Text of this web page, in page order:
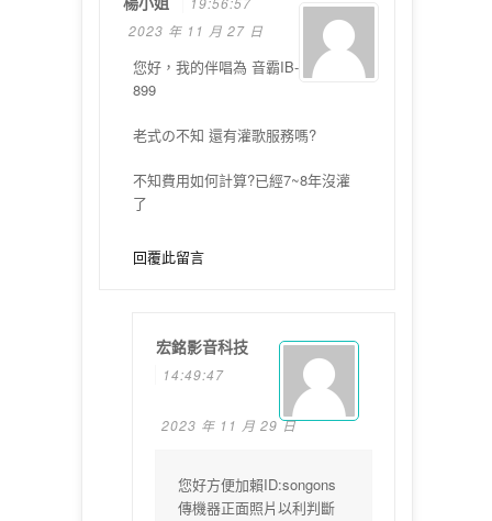
2023 年 11 月 27 日
您好，我的伴唱為 音霸IB-
899
老式の不知 還有灌歌服務嗎?
不知費用如何計算?已經7~8年沒灌
了
回覆此留言
宏銘影音科技
14:49:47
2023 年 11 月 29 日
您好方便加賴ID:songons
傳機器正面照片以利判斷